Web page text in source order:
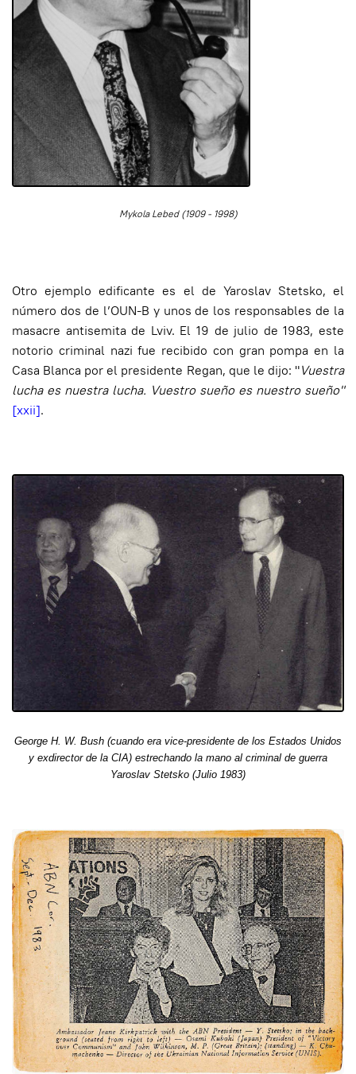
Mykola Lebed (1909 - 1998)
Otro ejemplo edificante es el de Yaroslav Stetsko, el
número dos de l’OUN-B y unos de los responsables de la
masacre antisemita de Lviv. El 19 de julio de 1983, este
notorio criminal nazi fue recibido con gran pompa en la
Casa Blanca por el presidente Regan, que le dijo: "Vuestra
lucha es nuestra lucha. Vuestro sueño es nuestro sueño"
[xxii].
George H. W. Bush (cuando era vice-presidente de los Estados Unidos
y exdirector de la CIA) estrechando la mano al criminal de guerra
Yaroslav Stetsko (Julio 1983)